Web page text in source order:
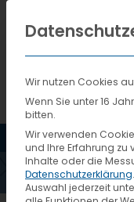
HOME
Wir nutzen Cookies
Wenn Sie unter 16
bitten.
Wir verwenden
und Ihre Erfahrung zu
Inhalte oder die
Datenschutzerklärung.
Auswahl jederzeit